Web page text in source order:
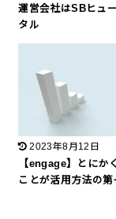
運営会社はSBヒュ
タル
2023年8月12日
【engage】とにか
ことが活用方法の第